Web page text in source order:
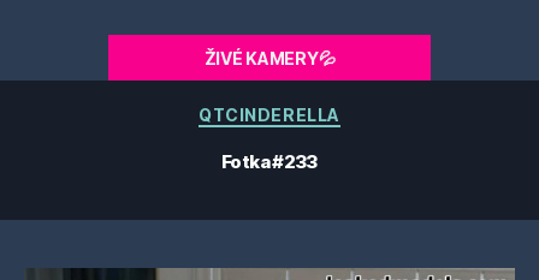
ŽIVÉ KAMERY💦
Kategorie
QTCINDERELLA
Fotka #233